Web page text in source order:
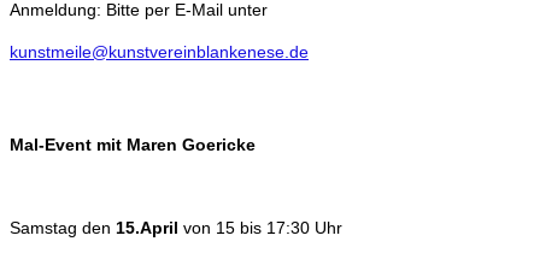
Anmeldung: Bitte per E-Mail unter
kunstmeile@kunstvereinblankenese.de
Mal-Event mit Maren Goericke
Samstag den 15.April von 15 bis 17:30 Uhr